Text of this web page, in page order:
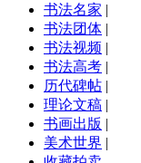
书法名家 |
书法团体 |
书法视频 |
书法高考 |
历代碑帖 |
理论文稿 |
书画出版 |
美术世界 |